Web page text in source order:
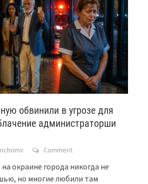
обвинили в угрозе для
администраторши
Comment
окраине города никогда не
но многие любили там